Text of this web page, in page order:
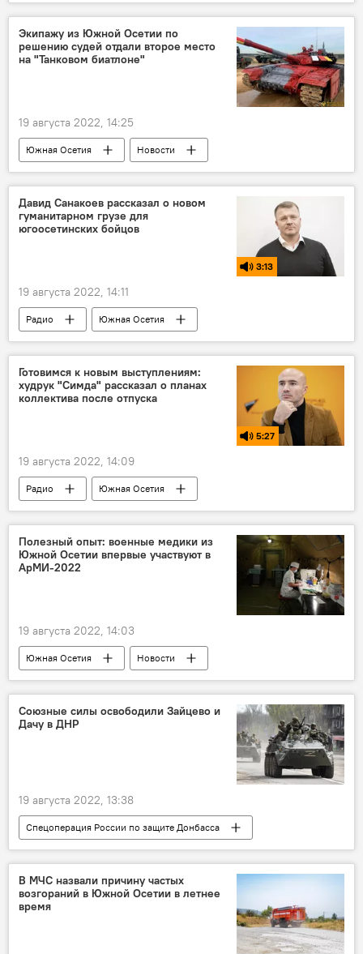
МЧС Южной Осетии Образование
Экипажу из Южной Осетии по
решению судей отдали второе место
на "Танковом биатлоне"
19 августа 2022, 14:25
Южная Осетия
Новости
Минобороны Южной Осетии
Давид Санакоев рассказал о новом
гуманитарном грузе для
югоосетинских бойцов
3:13
19 августа 2022, 14:11
Радио
Южная Осетия
Парламент Южной Осетии
Комментарии
Готовимся к новым выступлениям:
худрук "Симда" рассказал о планах
коллектива после отпуска
5:27
19 августа 2022, 14:09
Радио
Южная Осетия
Комментарии
Культура
Полезный опыт: военные медики из
Южной Осетии впервые участвуют в
АрМИ-2022
19 августа 2022, 14:03
Южная Осетия
Новости
Минобороны Южной Осетии
Союзные силы освободили Зайцево и
Дачу в ДНР
19 августа 2022, 13:38
Спецоперация России по защите Донбасса
ДНР
ЛНР
Украина
Россия
В МЧС назвали причину частых
возгораний в Южной Осетии в летнее
время